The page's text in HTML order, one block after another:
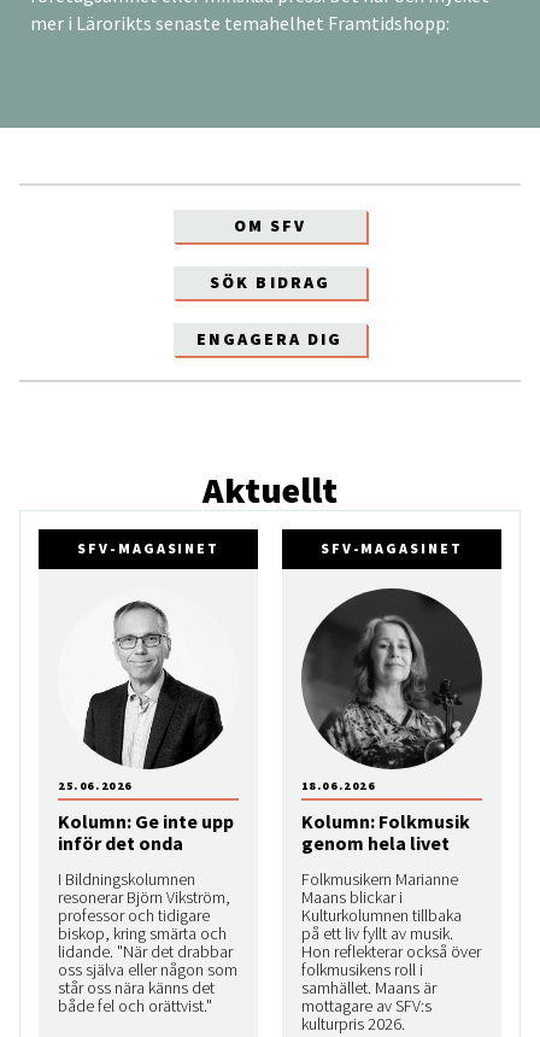
mer i Lärorikts senaste temahelhet Framtidshopp:
OM SFV
SÖK BIDRAG
ENGAGERA DIG
Aktuellt
SFV-MAGASINET
Kolumn: Ge inte upp
inför det onda
I Bildningskolumnen
resonerar Björn Vikström,
professor och tidigare
biskop, kring smärta och
lidande. "När det drabbar
oss själva eller någon som
står oss nära känns det
både fel och orättvist."
25.06.2026
SFV-MAGASINET
Kolumn: Folkmusik
genom hela livet
Folkmusikern Marianne
Maans blickar i
Kulturkolumnen tillbaka
på ett liv fyllt av musik.
Hon reflekterar också över
folkmusikens roll i
samhället. Maans är
mottagare av SFV:s
kulturpris 2026.
18.06.2026